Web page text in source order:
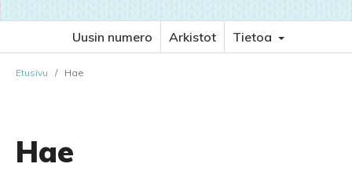
Uusin numero Arkistot Tietoa
Etusivu / Hae
Hae